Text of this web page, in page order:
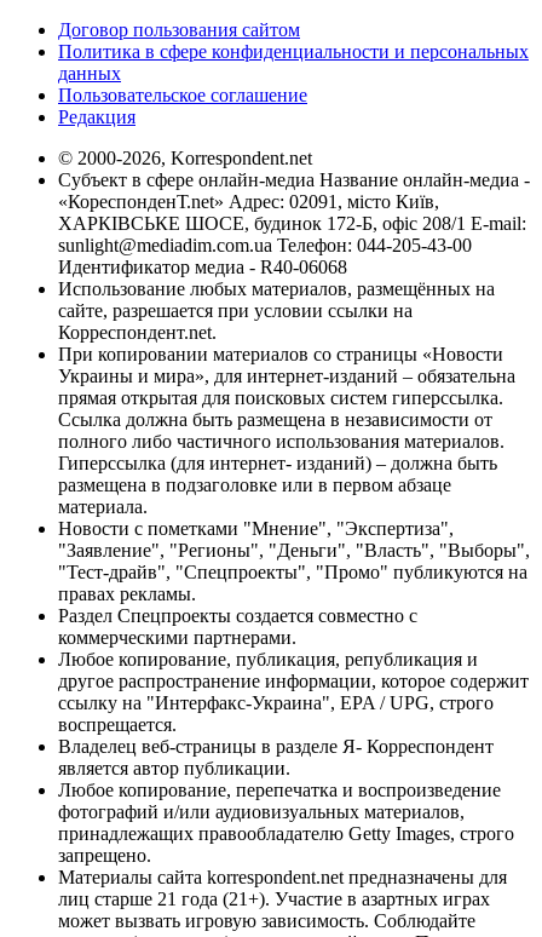
Договор пользования сайтом
Политика в сфере конфиденциальности и персональных
данных
Пользовательское соглашение
Редакция
© 2000-2026, Korrespondent.net
Субъект в сфере онлайн-медиа Название онлайн-медиа -
«КореспонденТ.net» Адрес: 02091, місто Київ,
ХАРКІВСЬКЕ ШОСЕ, будинок 172-Б, офіс 208/1 E-mail:
sunlight@mediadim.com.ua Телефон: 044-205-43-00
Идентификатор медиа - R40-06068
Использование любых материалов, размещённых на
сайте, разрешается при условии ссылки на
Корреспондент.net.
При копировании материалов со страницы «Новости
Украины и мира», для интернет-изданий – обязательна
прямая открытая для поисковых систем гиперссылка.
Ссылка должна быть размещена в независимости от
полного либо частичного использования материалов.
Гиперссылка (для интернет- изданий) – должна быть
размещена в подзаголовке или в первом абзаце
материала.
Новости с пометками "Мнение", "Экспертиза",
"Заявление", "Регионы", "Деньги", "Власть", "Выборы",
"Тест-драйв", "Спецпроекты", "Промо" публикуются на
правах рекламы.
Раздел Спецпроекты создается совместно с
коммерческими партнерами.
Любое копирование, публикация, републикация и
другое распространение информации, которое содержит
ссылку на "Интерфакс-Украина", EPA / UPG, строго
воспрещается.
Владелец веб-страницы в разделе Я- Корреспондент
является автор публикации.
Любое копирование, перепечатка и воспроизведение
фотографий и/или аудиовизуальных материалов,
принадлежащих правообладателю Getty Images, строго
запрещено.
Материалы сайта korrespondent.net предназначены для
лиц старше 21 года (21+). Участие в азартных играх
может вызвать игровую зависимость. Соблюдайте